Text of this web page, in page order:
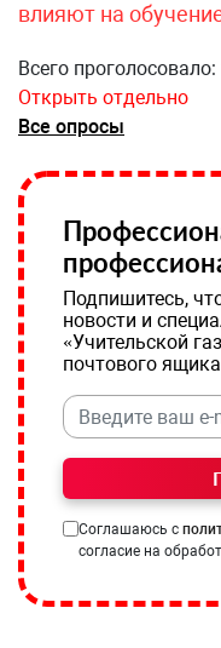
влияют на
Всего
Открыть отдельно
Все опросы
Подпишитесь,
новости и
«Учительской
почтового ящика
Соглашаюсь с
согласие на